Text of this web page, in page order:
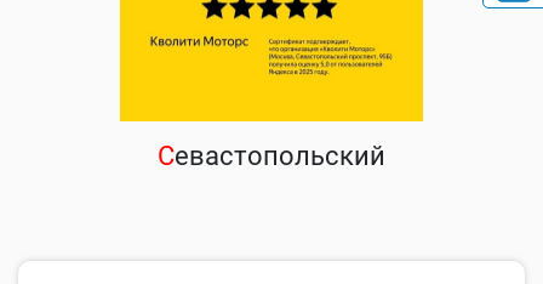
Севастопольский